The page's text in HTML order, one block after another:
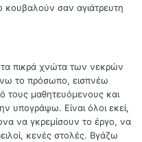
κουβαλούν σαν αγιάτρευτη
πικρά χνώτα των νεκρών
το πρόσωπο, εισπνέω
τους μαθητευόμενους και
υπογράψω. Είναι όλοι εκεί,
να γκρεμίσουν το έργο, να
κενές στολές. Βγάζω